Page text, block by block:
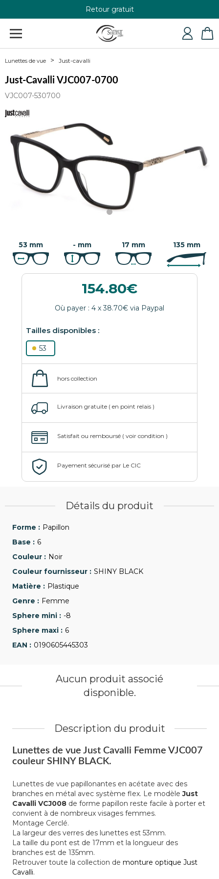
Retour gratuit
+33 4 79 24 76 84
Lunettes de vue Just-cavalli
Just-Cavalli VJC007-0700
VJC007-530700
53 mm - mm 17 mm 135 mm
154.80
53
Détails du produit
Papillon
6
Noir
SHINY BLACK
Plastique
Femme
-8
6
0190605445303
Description du produit
Lunettes de vue Just Cavalli Femme VJC007
couleur SHINY BLACK.
Lunettes de vue papillonantes en acétate avec des
branches en métal avec système flex. Le modèleJust
Cavalli VCJ008 de forme papillon reste facile à porter et
convient à de nombreux visages femmes.
Montage Cerclé.
La largeur des verres des lunettes est 53mm.
La taille du pont est de 17mm et la longueur des
branches est de 135mm.
Retrouver toute la collection de monture optique Just
Cavalli.
Aucun produit associé
disponible.